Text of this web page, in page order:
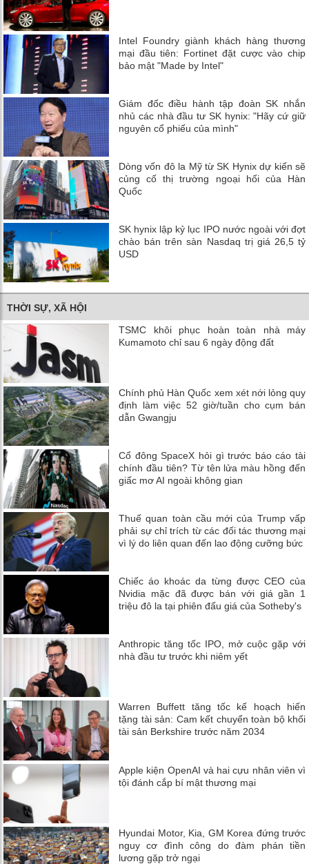
Intel Foundry giành khách hàng thương
mại đầu tiên: Fortinet đặt cược vào chip
bảo mật "Made by Intel"
Giám đốc điều hành tập đoàn SK nhắn
nhủ các nhà đầu tư SK hynix: "Hãy cứ giữ
nguyên cổ phiếu của mình"
Dòng vốn đô la Mỹ từ SK Hynix dự kiến ​​sẽ
củng cố thị trường ngoại hối của Hàn
Quốc
SK hynix lập kỷ lục IPO nước ngoài với đợt
chào bán trên sàn Nasdaq trị giá 26,5 tỷ
USD
THỜI SỰ, XÃ HỘI
TSMC khôi phục hoàn toàn nhà máy
Kumamoto chỉ sau 6 ngày động đất
Chính phủ Hàn Quốc xem xét nới lỏng quy
định làm việc 52 giờ/tuần cho cụm bán
dẫn Gwangju
Cổ đông SpaceX hỏi gì trước báo cáo tài
chính đầu tiên? Từ tên lửa màu hồng đến
giấc mơ AI ngoài không gian
Thuế quan toàn cầu mới của Trump vấp
phải sự chỉ trích từ các đối tác thương mại
vì lý do liên quan đến lao động cưỡng bức
Chiếc áo khoác da từng được CEO của
Nvidia mặc đã được bán với giá gần 1
triệu đô la tại phiên đấu giá của Sotheby's
Anthropic tăng tốc IPO, mở cuộc gặp với
nhà đầu tư trước khi niêm yết
Warren Buffett tăng tốc kế hoạch hiến
tặng tài sản: Cam kết chuyển toàn bộ khối
tài sản Berkshire trước năm 2034
Apple kiện OpenAI và hai cựu nhân viên vì
tội đánh cắp bí mật thương mại
Hyundai Motor, Kia, GM Korea đứng trước
nguy cơ đình công do đàm phán tiền
lương gặp trở ngại